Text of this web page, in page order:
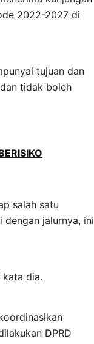
2022-2027 di
tujuan dan
tidak boleh
salah satu
dengan jalurnya, ini
kata dia.
DPRD